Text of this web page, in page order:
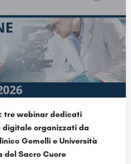
tre webinar dedicati
digitale organizzati da
Gemelli e Università
del Sacro Cuore